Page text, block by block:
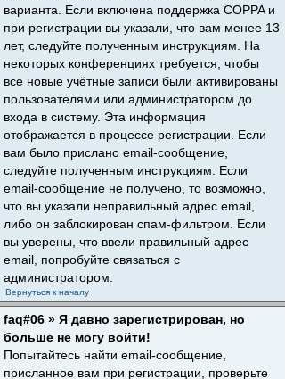
варианта. Если включена поддержка COPPA и
при регистрации вы указали, что вам менее 13
лет, следуйте полученным инструкциям. На
некоторых конференциях требуется, чтобы
все новые учётные записи были активированы
пользователями или администратором до
входа в систему. Эта информация
отображается в процессе регистрации. Если
вам было прислано email-сообщение,
следуйте полученным инструкциям. Если
email-сообщение не получено, то возможно,
что вы указали неправильный адрес email,
либо он заблокирован спам-фильтром. Если
вы уверены, что ввели правильный адрес
email, попробуйте связаться с
администратором.
Вернуться к началу
faq#06 » Я давно зарегистрирован, но
больше не могу войти!
Попытайтесь найти email-сообщение,
присланное вам при регистрации, проверьте